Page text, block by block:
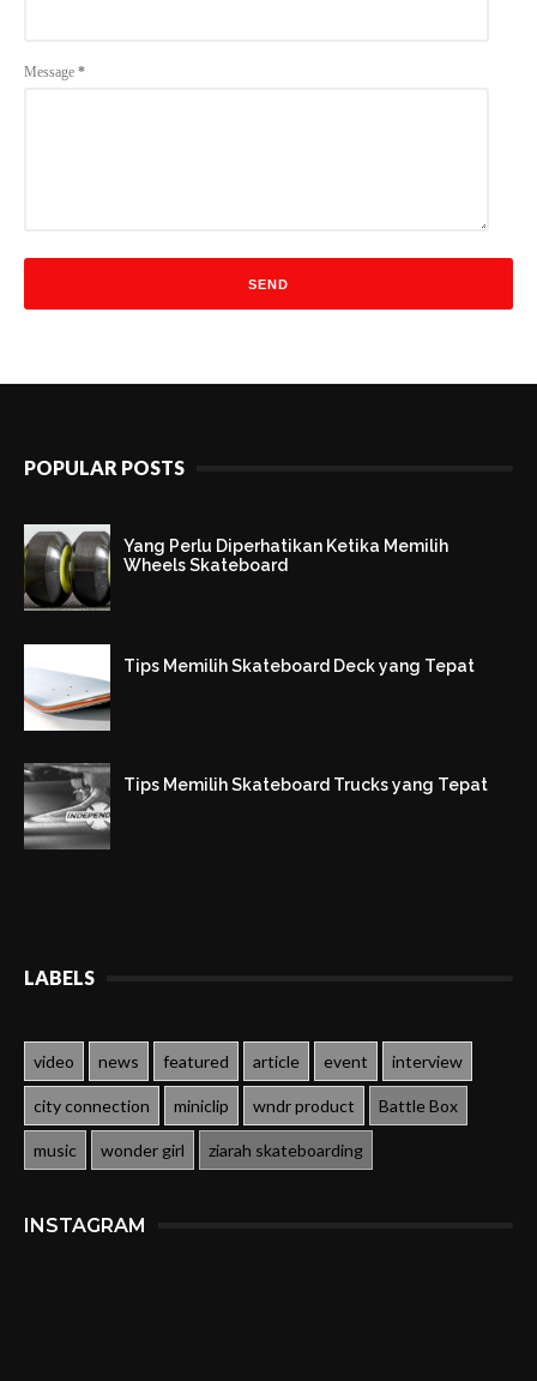
Message *
POPULAR POSTS
Yang Perlu Diperhatikan Ketika Memilih
Wheels Skateboard
Tips Memilih Skateboard Deck yang Tepat
Tips Memilih Skateboard Trucks yang Tepat
LABELS
video news featured article event interview
city connection miniclip wndr product Battle Box
music wonder girl ziarah skateboarding
INSTAGRAM